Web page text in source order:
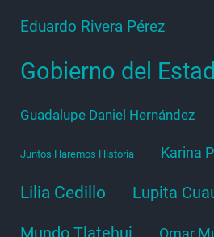
Eduardo Rivera Pérez
Gobierno del
Guadalupe Daniel Hernández
Juntos Haremos Historia Karina
Lilia Cedillo Lupita
Mundo Tlatehui Omar